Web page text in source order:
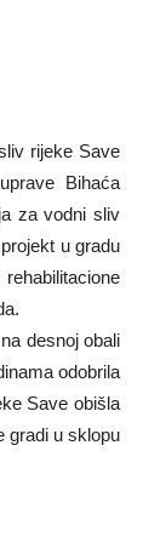
rijeke Save
Bihaća
za vodni sliv
u gradu
desnoj obali
odobrila
Save obišla
gradi u sklopu